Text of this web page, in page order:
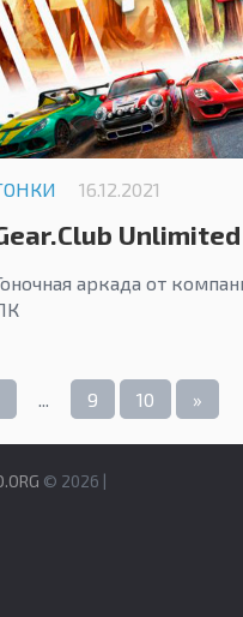
16.12.2021
аркада от
... 9 10 »
© 2026 |